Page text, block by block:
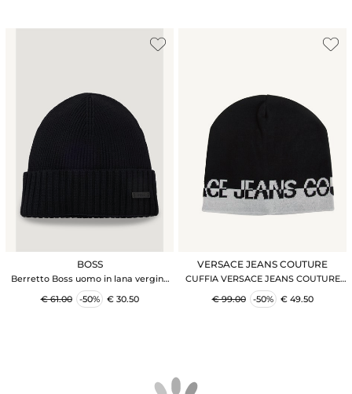
BOSS
Berretto Boss uomo in lana vergine
nera
€ 61.00
-50% € 30.50
VERSACE JEANS COUTURE
CUFFIA VERSACE JEANS COUTURE
NERO
€ 99.00
-50% € 49.50